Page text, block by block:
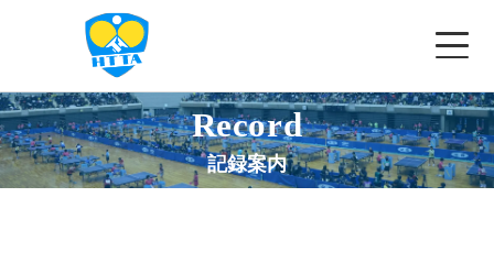
兵庫県卓球協会 ✕
Record
記録案内